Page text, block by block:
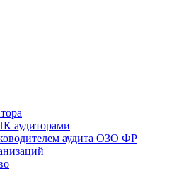
аудиторами
аудита ОЗО ФР